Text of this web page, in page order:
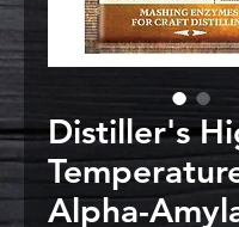
Distiller's
Alpha-